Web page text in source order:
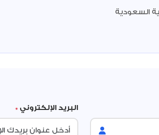
السعودية
البريد الإلكتروني *